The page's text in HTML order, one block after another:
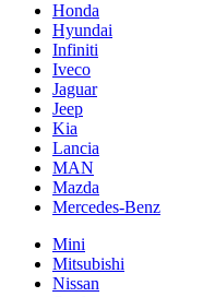
Honda
Hyundai
Infiniti
Iveco
Jaguar
Jeep
Kia
Lancia
MAN
Mazda
Mercedes-Benz
Mini
Mitsubishi
Nissan